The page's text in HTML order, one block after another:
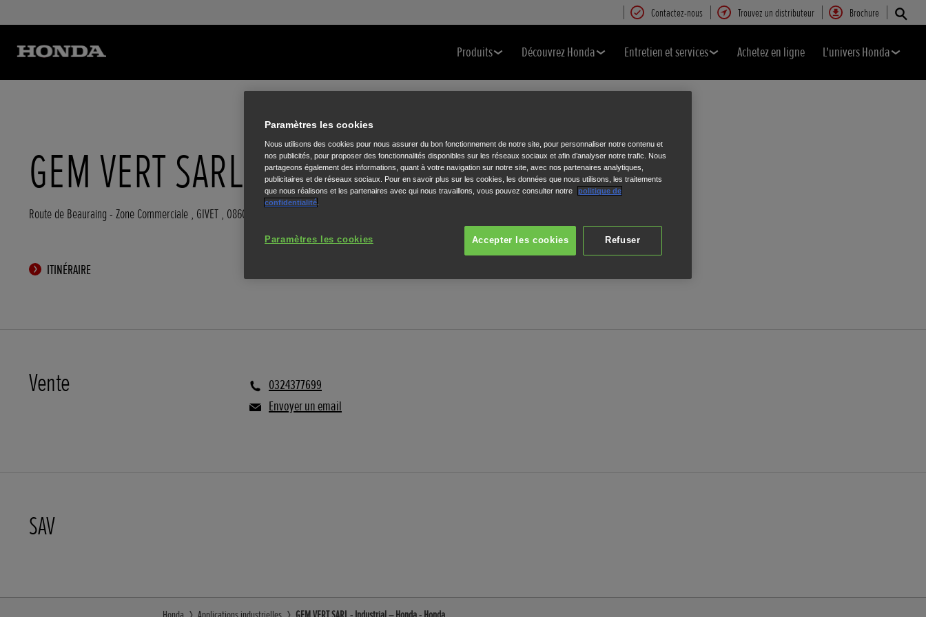
Contactez-nous Trouvez un distributeur Brochure
Produits Découvrez Honda Entretien et services Achetez en ligne L'univers Honda
GEM VERT SARL
Route de Beauraing - Zone Commerciale , GIVET , 08600
ITINÉRAIRE
Vente
0324377699
Envoyer un email
SAV
Paramètres les cookies
Nous utilisons des cookies pour nous assurer du bon fonctionnement de notre site, pour personnaliser notre contenu et
nos publicités, pour proposer des fonctionnalités disponibles sur les réseaux sociaux et afin d’analyser notre trafic. Nous
partageons également des informations, quant à votre navigation sur notre site, avec nos partenaires analytiques,
publicitaires et de réseaux sociaux. Pour en savoir plus sur les cookies, les données que nous utilisons, les traitements
que nous réalisons et les partenaires avec qui nous travaillons, vous pouvez consulter notre
politique de
confidentialité
Refuser
Accepter les cookies
Paramètres les cookies